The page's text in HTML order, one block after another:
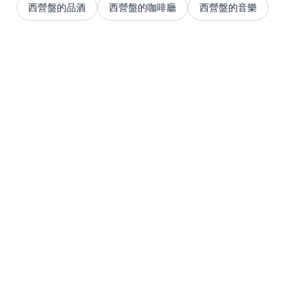
西營盤的品酒 西營盤的咖啡廳 西營盤的音樂